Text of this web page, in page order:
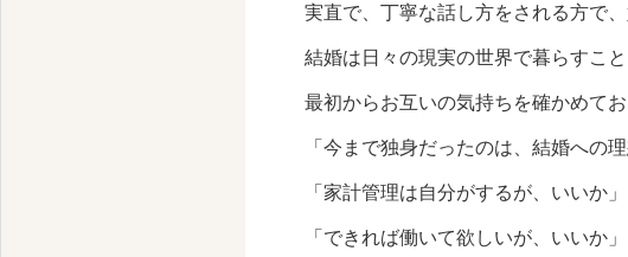
実直で、丁寧な話し方をされる方で、
結婚は日々の現実の世界で暮らすこと
最初からお互いの気持ちを確かめて
「今まで独身だったのは、結婚への
「家計管理は自分がするが、いいか
「できれば働いて欲しいが、いいか